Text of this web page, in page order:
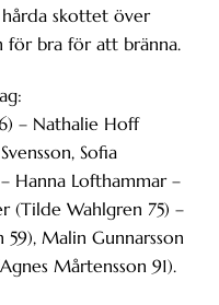
hårda skottet över
för bra för att bränna.
– Nathalie Hoff
Sofia
Hanna Lofthammar –
(Tilde Wahlgren 75) –
59), Malin Gunnarsson
Mårtensson 91).